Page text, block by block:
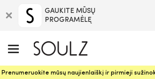
GAUKITE MŪSŲ
PROGRAMĖLĘ
Prenumeruokite mūsų naujienlaiškį ir pirmieji